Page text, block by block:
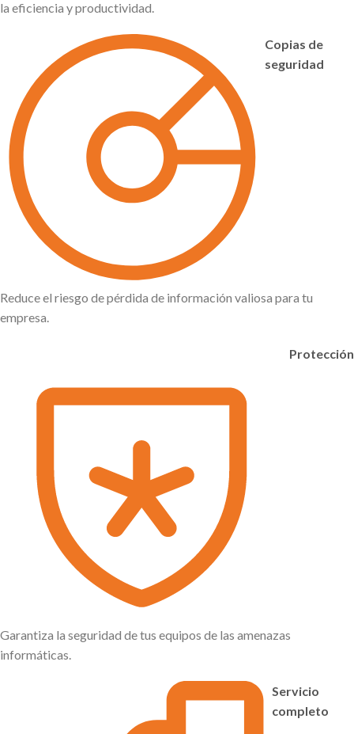
la eficiencia y productividad.
Copias de
seguridad
Reduce el riesgo de pérdida de información valiosa para tu
empresa.
Protección
Garantiza la seguridad de tus equipos de las amenazas
informáticas.
Servicio
completo